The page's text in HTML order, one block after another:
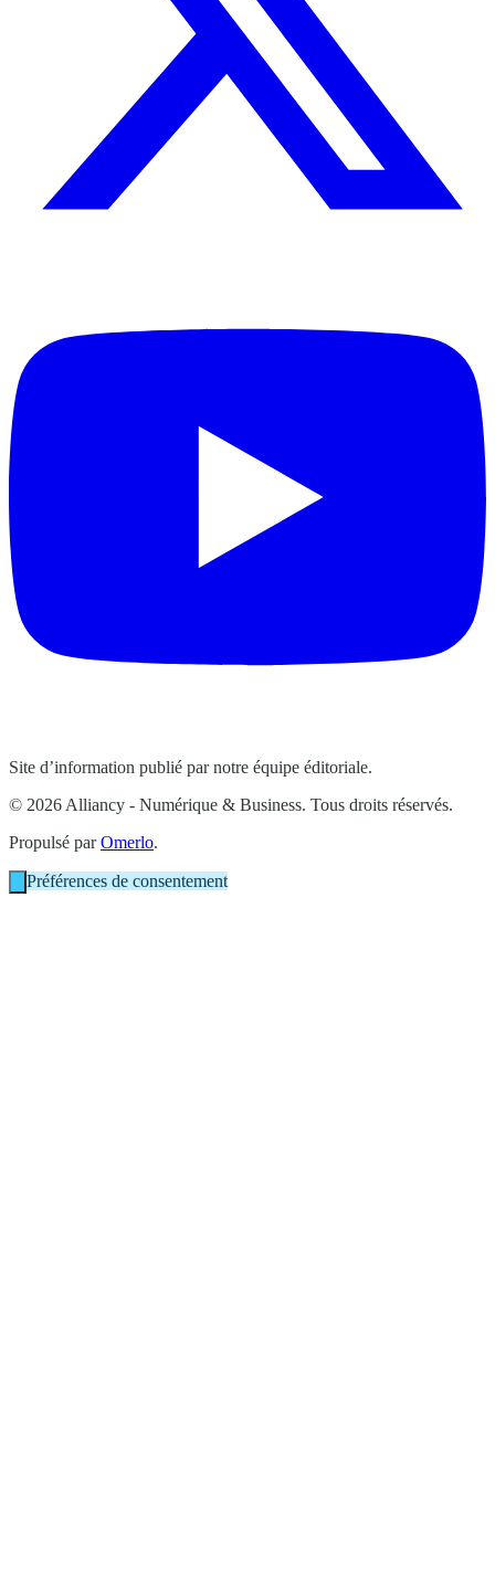
Site d’information publié par notre équipe éditoriale.
© 2026 Alliancy - Numérique & Business. Tous droits réservés.
Propulsé parOmerlo.
Préférences de consentement